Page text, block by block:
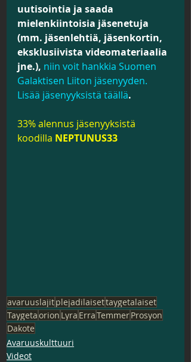
uutisointia ja saada
mielenkiintoisia jäsenetuja
(mm. jäsenlehtiä, jäsenkortin,
eksklusiivista videomateriaalia
jne.), niin voit hankkia Suomen
Galaktisen Liiton jäsenyyden.
Lisää jäsenyyksistä täällä.
33% alennus jäsenyyksistä
koodilla NEPTUNUS33
avaruuslajitplejadilaisettaygetalaiset
Taygetaorion Lyra ErraTemmerProsyon
Dakote
Avaruuskulttuuri
Videot